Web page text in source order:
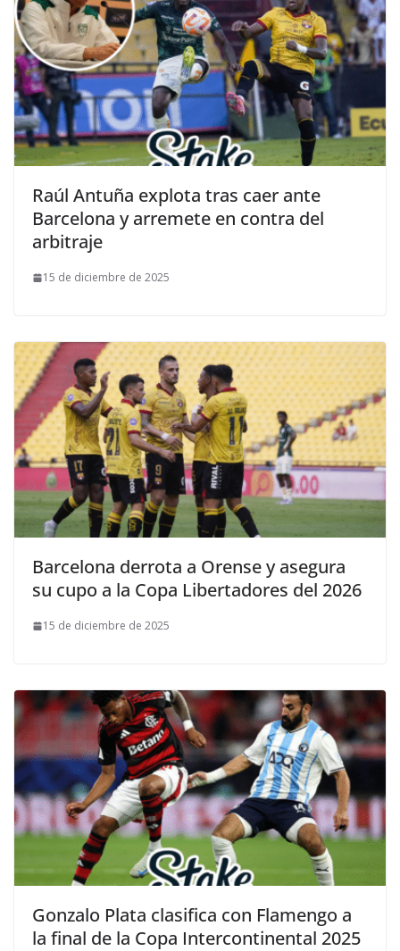
Raúl Antuña explota tras caer ante
Barcelona y arremete en contra del
arbitraje
15 de diciembre de 2025
Barcelona derrota a Orense y asegura
su cupo a la Copa Libertadores del 2026
15 de diciembre de 2025
Gonzalo Plata clasifica con Flamengo a
la final de la Copa Intercontinental 2025